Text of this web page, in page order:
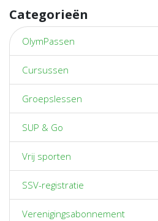
Categorieën
OlymPassen
Cursussen
Groepslessen
SUP & Go
Vrij sporten
SSV-registratie
Verenigingsabonnement